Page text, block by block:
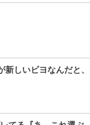
しいビヨなんだと、